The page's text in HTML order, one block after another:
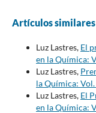
Artículos similares
Luz Lastres, El
en la Química:
Luz Lastres,
la Química:
Luz Lastres, El
en la Química: